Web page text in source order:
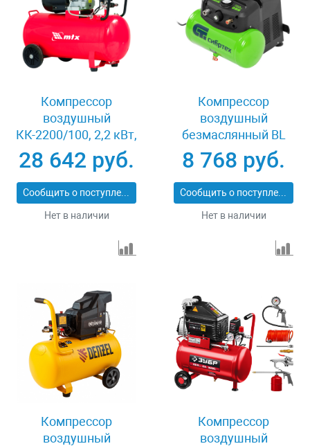
Компрессор
воздушный
КК-2200/100, 2,2 кВт,
350 л/мин, 100 л,
прямой привод,
масляный MTX 58033
28 642 руб.
Сообщить о поступлении
Нет в наличии
Компрессор
воздушный
безмаслянный BL
1100/6 1100Вт,
ресивер 6 литров,
180 л/мин Сибртех
58059
8 768 руб.
Сообщить о поступлении
Нет в наличии
Компрессор
воздушный
Компрессор
воздушный